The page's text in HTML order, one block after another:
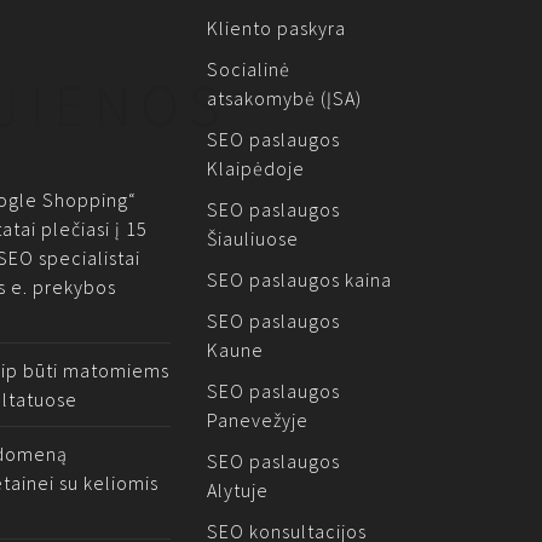
Shopping“
plečiasi į 15
specialistai
e. prekybos
būti matomiems
su keliomis
Kliento paskyra
Socialinė
atsakomybė (ĮSA)
SEO paslaugos
Klaipėdoje
SEO paslaugos
Šiauliuose
SEO paslaugos kaina
SEO paslaugos
Kaune
SEO paslaugos
Panevežyje
SEO paslaugos
Alytuje
SEO konsultacijos